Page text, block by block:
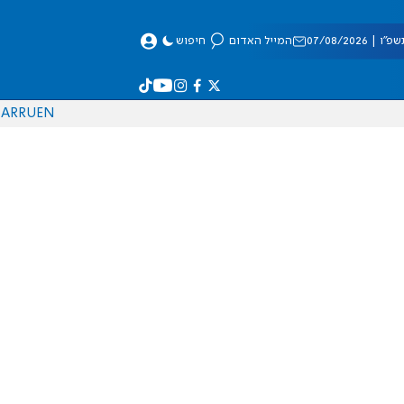
08/2026 המייל האדום חיפוש
EN
RU
AR